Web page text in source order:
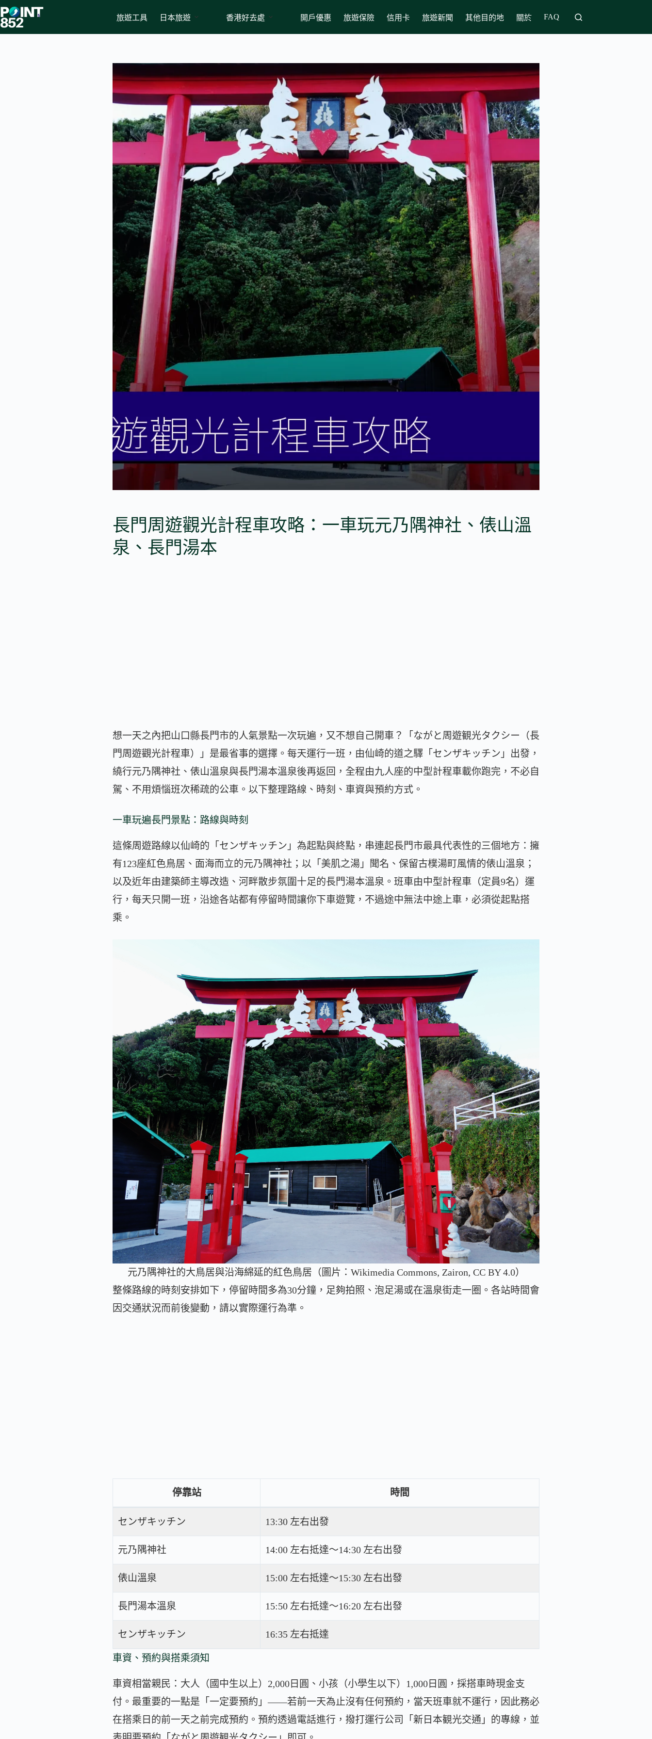
to
content
旅遊工具 日本旅遊 香港好去處 開戶優惠 旅遊保險 信用卡 旅遊新聞 其他目的地 關於 FAQ
長門周遊觀光計程車攻略：一車玩元乃隅神社、俵山溫
泉、長門湯本
想一天之內把山口縣長門市的人氣景點一次玩遍，又不想自己開車？「ながと周遊観光タクシー（長
門周遊觀光計程車）」是最省事的選擇。每天運行一班，由仙崎的道之驛「センザキッチン」出發，
繞行元乃隅神社、俵山溫泉與長門湯本溫泉後再返回，全程由九人座的中型計程車載你跑完，不必自
駕、不用煩惱班次稀疏的公車。以下整理路線、時刻、車資與預約方式。
一車玩遍長門景點：路線與時刻
這條周遊路線以仙崎的「センザキッチン」為起點與終點，串連起長門市最具代表性的三個地方：擁
有123座紅色鳥居、面海而立的元乃隅神社；以「美肌之湯」聞名、保留古樸湯町風情的俵山溫泉；
以及近年由建築師主導改造、河畔散步氛圍十足的長門湯本溫泉。班車由中型計程車（定員9名）運
行，每天只開一班，沿途各站都有停留時間讓你下車遊覽，不過途中無法中途上車，必須從起點搭
乘。
元乃隅神社的大鳥居與沿海綿延的紅色鳥居（圖片：Wikimedia Commons, Zairon, CC BY 4.0）
整條路線的時刻安排如下，停留時間多為30分鐘，足夠拍照、泡足湯或在溫泉街走一圈。各站時間會
因交通狀況而前後變動，請以實際運行為準。
停靠站 時間
センザキッチン 13:30 左右出發
元乃隅神社 14:00 左右抵達～14:30 左右出發
俵山溫泉 15:00 左右抵達～15:30 左右出發
長門湯本溫泉 15:50 左右抵達～16:20 左右出發
センザキッチン 16:35 左右抵達
車資、預約與搭乘須知
車資相當親民：大人（國中生以上）2,000日圓、小孩（小學生以下）1,000日圓，採搭車時現金支
付。最重要的一點是「一定要預約」——若前一天為止沒有任何預約，當天班車就不運行，因此務必
在搭乘日的前一天之前完成預約。預約透過電話進行，撥打運行公司「新日本観光交通」的專線，並